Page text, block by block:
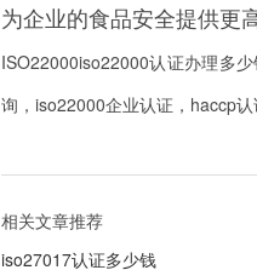
为企业的食品安全提供更
ISO22000iso22000认证办理多
询，iso22000企业认证，haccp认
相关文章推荐
iso27017认证多少钱